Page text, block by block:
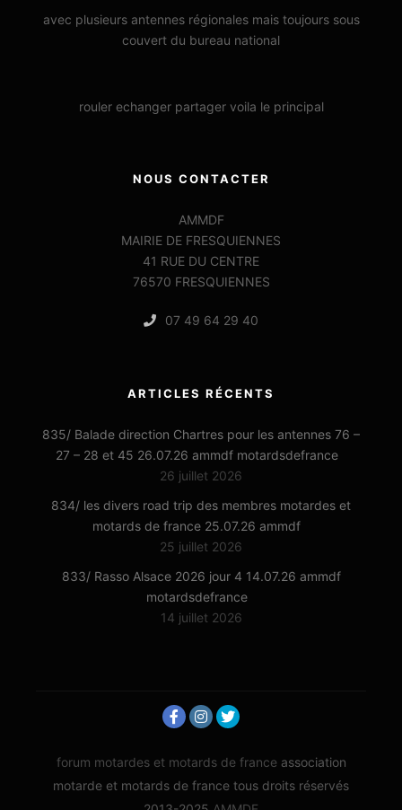
avec plusieurs antennes régionales mais toujours sous
couvert du bureau national
rouler echanger partager voila le principal
NOUS CONTACTER
AMMDF
MAIRIE DE FRESQUIENNES
41 RUE DU CENTRE
76570 FRESQUIENNES
07 49 64 29 40
ARTICLES RÉCENTS
835/ Balade direction Chartres pour les antennes 76 –
27 – 28 et 45 26.07.26 ammdf motardsdefrance
26 juillet 2026
834/ les divers road trip des membres motardes et
motards de france 25.07.26 ammdf
25 juillet 2026
833/ Rasso Alsace 2026 jour 4 14.07.26 ammdf
motardsdefrance
14 juillet 2026
forum motardes et motards de france association
motarde et motards de france tous droits réservés